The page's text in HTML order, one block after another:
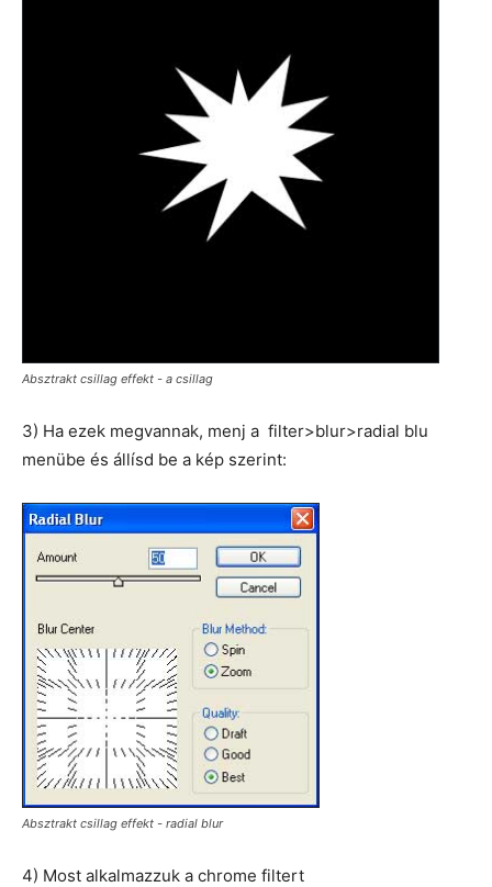
Absztrakt csillag effekt - a csillag
3) Ha ezek megvannak, menj a filter>blur>radial blu
menübe és állísd be a kép szerint:
Absztrakt csillag effekt - radial blur
4) Most alkalmazzuk a chrome filtert